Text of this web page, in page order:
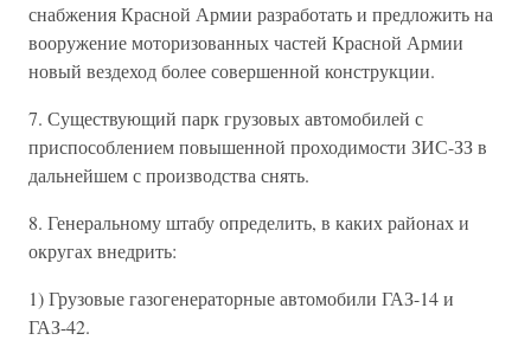
снабжения Красной Армии разработать и предложить на
вооружение моторизованных частей Красной Армии
новый вездеход более совершенной конструкции.
7. Существующий парк грузовых автомобилей с
приспособлением повышенной проходимости ЗИС-ЗЗ в
дальнейшем с производства снять.
8. Генеральному штабу определить, в каких районах и
округах внедрить:
1) Грузовые газогенераторные автомобили ГАЗ-14 и
ГАЗ-42.